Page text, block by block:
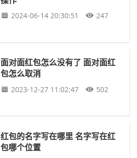
2024-06-14 20:30:51 247
面对面红包怎么没有了 面对面红
包怎么取消
2023-12-27 11:02:47 502
红包的名字写在哪里 名字写在红
包哪个位置